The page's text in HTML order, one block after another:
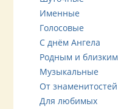
Именные
Голосовые
С днём Ангела
Родным и близким
Музыкальные
От знаменитостей
Для любимых